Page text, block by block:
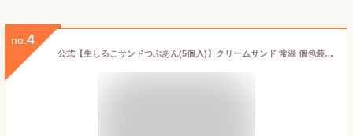
no. 4
公式【生しるこサンドつぶあん(5個入)】クリームサンド 常温 個包装 和 ギフト 贈りもの お取り寄せ 和スイーツ 贈答 老舗 銘菓 しっとり サンド クッキー ビスケット 松永製菓 出張 お土産 おみやげ 手土産 ホワイトデー お洒落 大人 柔らかい 喜ばれる 北海道産 小豆